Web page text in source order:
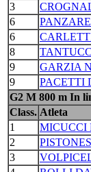
3
6
6
8
9
GARZIA
9
PACETTI
G2 M 800 m In
Class. Atleta
1
MICUCCI
2
3